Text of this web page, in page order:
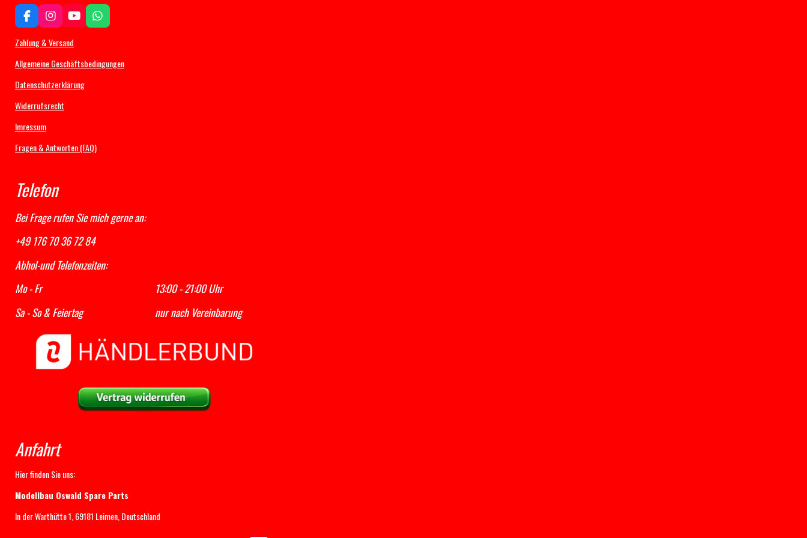
F
a
c
b
o
I
n
s
a
r
m
Y
o
u
u
e
W
h
s
Zahlung & Versand
Allgemeine Geschäftsbedingungen
Datenschutzerklärung
Widerrufsrecht
Imressum
Fragen & Antworten (FAQ)
Telefon
Bei Frage rufen Sie mich gerne an:
+49 176 70 36 72 84
Abhol-und Telefonzeiten:
Mo - Fr 13:00 - 21:00 Uhr
Sa - So & Feiertag nur nach Vereinbarung
Anfahrt
Hier finden Sie uns:
Modellbau Oswald Spare Parts
In der Warthütte 1, 69181 Leimen, Deutschland